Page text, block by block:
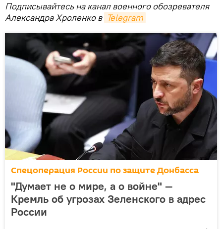
Подписывайтесь на канал военного обозревателя
Александра Хроленко в Telegram
Спецоперация России по защите Донбасса
"Думает не о мире, а о войне" —
Кремль об угрозах Зеленского в адрес
России